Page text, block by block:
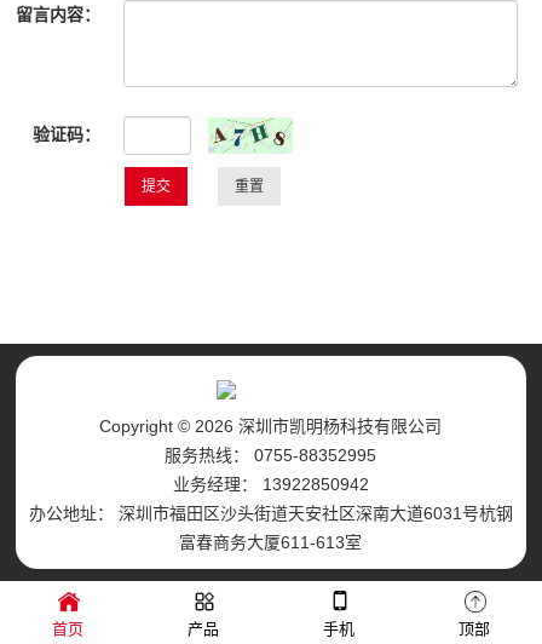
留言内容：
验证码：
Copyright © 2026 深圳市凯明杨科技有限公司
服务热线： 0755-88352995
业务经理： 13922850942
办公地址： 深圳市福田区沙头街道天安社区深南大道6031号杭钢
富春商务大厦611-613室
首页 产品 手机 顶部